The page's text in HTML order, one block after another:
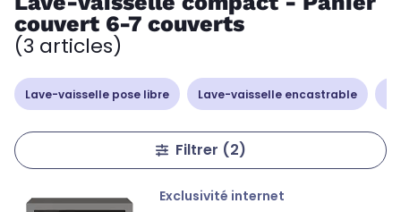
couvert 6-7 couverts
(3 articles)
Lave-vaisselle pose libre Lave-vaisselle encastrable
Filtrer (2)
Exclusivité internet